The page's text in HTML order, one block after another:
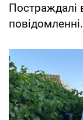
Постраждалі
повідомленні.